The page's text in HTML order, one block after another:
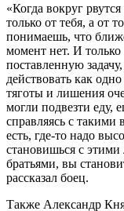
«Когда вокруг
только от тебя, а от
понимаешь, что
момент нет. И только
поставленную
действовать как
тяготы и лишения
могли подвезти еду,
справляясь с
есть, где-то надо
становишься с
братьями, вы
рассказал боец.
Также Александр